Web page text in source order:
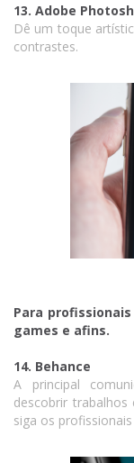
13. Adobe
Dê um toque
contrastes.
Para
games e afins.
14. Behance
A principal
descobrir
siga os